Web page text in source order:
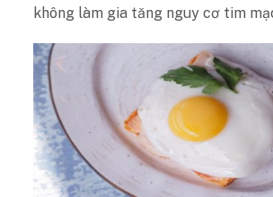
không làm gia tăng nguy cơ tim